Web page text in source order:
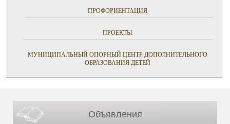
ПРОФОРИЕНТАЦИЯ
ПРОЕКТЫ
МУНИЦИПАЛЬНЫЙ ОПОРНЫЙ ЦЕНТР ДОПОЛНИТЕЛЬНОГО
ОБРАЗОВАНИЯ ДЕТЕЙ
Объявления